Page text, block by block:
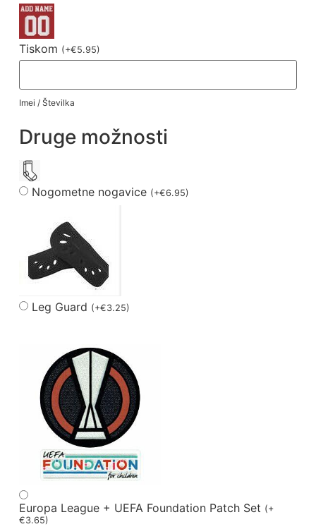
Tiskom (+€5.95)
Imei / Številka
Druge možnosti
Nogometne nogavice (+€6.95)
Leg Guard (+€3.25)
Europa League + UEFA Foundation Patch Set (+
€3.65)